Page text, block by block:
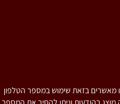
מאשרים בזאת שימוש במספר הטלפון